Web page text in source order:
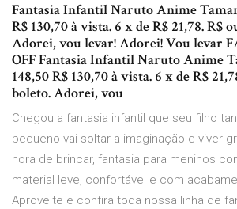
Fantasia Infantil Naruto Anime
R$ 130,70 à vista. 6 x de R$ 21,78. R$
Adorei, vou levar! Adorei! Vou levar
OFF Fantasia Infantil Naruto Anime
148,50 R$ 130,70 à vista. 6 x de R$
boleto. Adorei, vou
Chegou a fantasia infantil que seu filho
pequeno vai soltar a imaginação e viver
hora de brincar, fantasia para meninos
material leve, confortável e com
Aproveite e confira toda nossa linha de